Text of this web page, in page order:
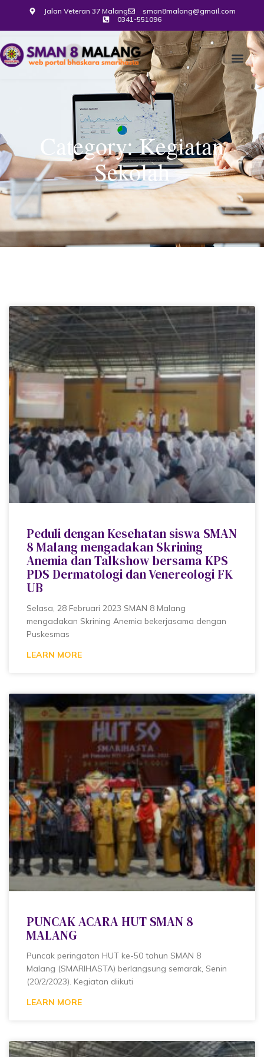
Jalan Veteran 37 Malang
sman8malang@gmail.com
0341-551096
Category: Kegiatan
Sekolah
Peduli dengan Kesehatan siswa SMAN
8 Malang mengadakan Skrining
Anemia dan Talkshow bersama KPS
PDS Dermatologi dan Venereologi FK
UB
Selasa, 28 Februari 2023 SMAN 8 Malang
mengadakan Skrining Anemia bekerjasama dengan
Puskesmas
LEARN MORE
PUNCAK ACARA HUT SMAN 8
MALANG
Puncak peringatan HUT ke-50 tahun SMAN 8
Malang (SMARIHASTA) berlangsung semarak, Senin
(20/2/2023). Kegiatan diikuti
LEARN MORE